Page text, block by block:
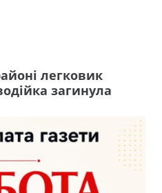
легковик
загинула